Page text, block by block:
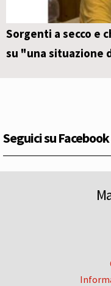
Sorgenti a secco e
su "una situazione
Seguici su Facebook